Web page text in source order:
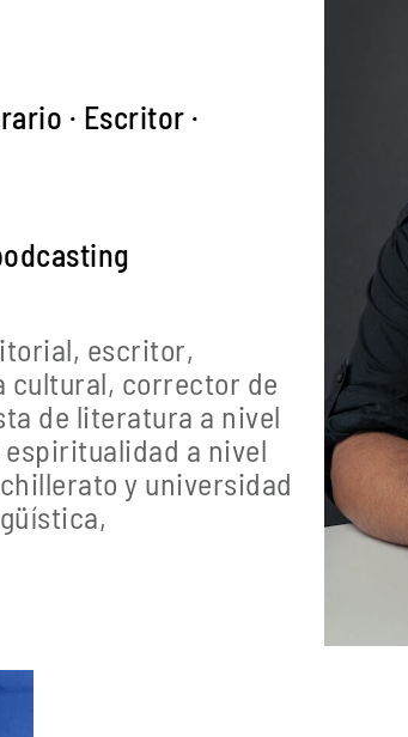
· Escritor ·
escritor,
cultural, corrector de
de literatura a nivel
a nivel
y universidad